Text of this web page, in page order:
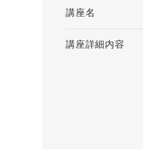
講座名
講座詳細内容